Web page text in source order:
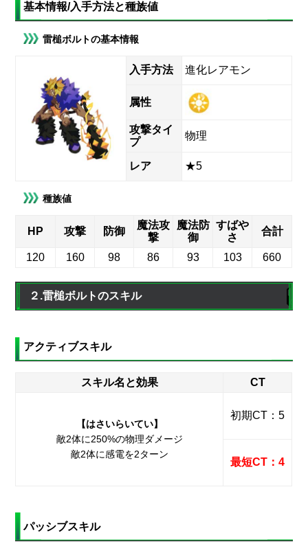
基本情報/入手方法と種族値
雷槌ボルトの基本情報
入手方法 進化レアモン
属性
攻撃タイ
プ
物理
レア ★5
種族値
HP 攻撃 防御
魔法攻
撃
魔法防
御
すばや
さ
合計
120 160 98 86 93 103 660
２.雷槌ボルトのスキル
アクティブスキル
スキル名と効果 CT
【はさいらいてい】
敵2体に250%の物理ダメージ
敵2体に感電を2ターン
初期CT：5
最短CT：4
パッシブスキル